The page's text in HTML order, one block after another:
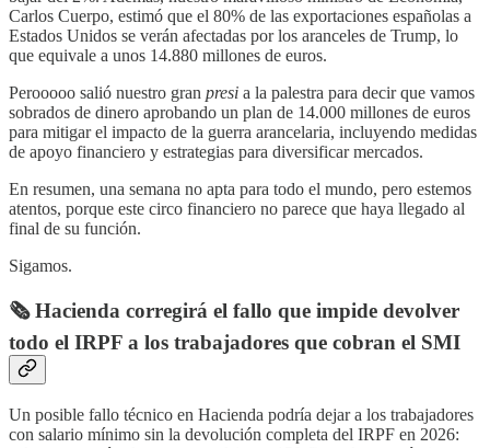
Carlos Cuerpo, estimó que el 80% de las exportaciones españolas a
Estados Unidos se verán afectadas por los aranceles de Trump, lo
que equivale a unos 14.880 millones de euros.
Perooooo salió nuestro gran presi a la palestra para decir que vamos
sobrados de dinero aprobando un plan de 14.000 millones de euros
para mitigar el impacto de la guerra arancelaria, incluyendo medidas
de apoyo financiero y estrategias para diversificar mercados.
En resumen, una semana no apta para todo el mundo, pero estemos
atentos, porque este circo financiero no parece que haya llegado al
final de su función.
Sigamos.
🗞️ Hacienda corregirá el fallo que impide devolver
todo el IRPF a los trabajadores que cobran el SMI
Un posible fallo técnico en Hacienda podría dejar a los trabajadores
con salario mínimo sin la devolución completa del IRPF en 2026: